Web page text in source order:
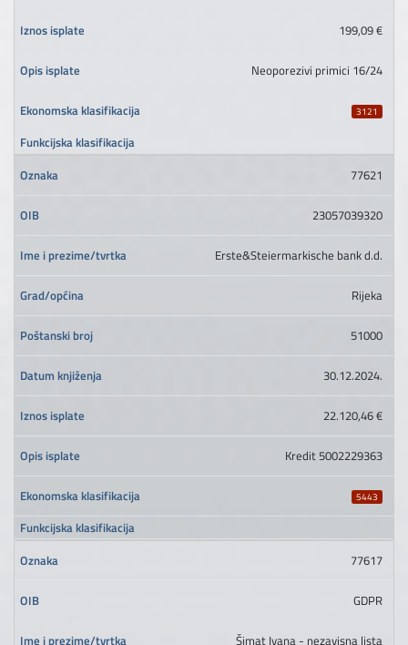
199,09 €
Neoporezivi primici 16/24
3121
77621
23057039320
Erste&Steiermarkische bank d.d.
Rijeka
51000
30.12.2024.
22.120,46 €
Kredit 5002229363
5443
77617
GDPR
Šimat Ivana - nezavisna lista